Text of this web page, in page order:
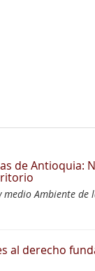
de Antioquia:
Ambiente de
al derecho